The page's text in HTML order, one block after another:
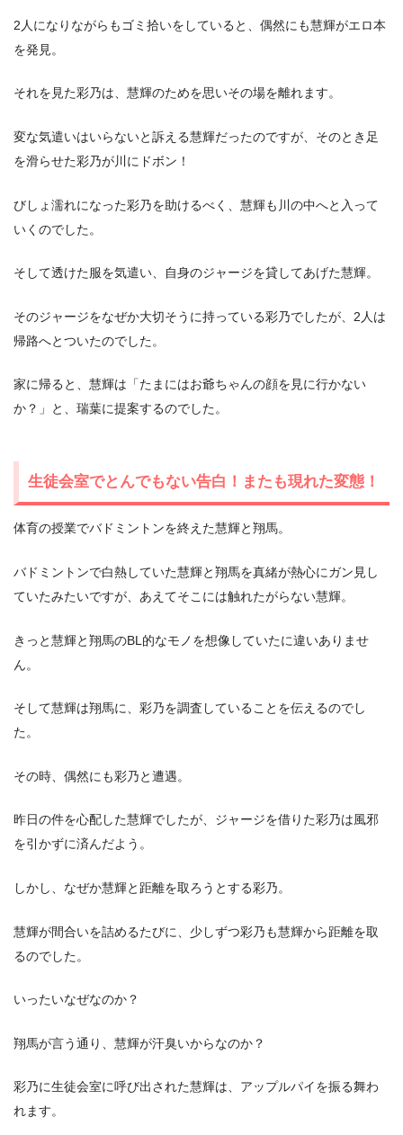
2人になりながらもゴミ拾いをしていると、偶然にも慧輝がエロ本
を発見。
それを見た彩乃は、慧輝のためを思いその場を離れます。
変な気遣いはいらないと訴える慧輝だったのですが、そのとき足
を滑らせた彩乃が川にドボン！
びしょ濡れになった彩乃を助けるべく、慧輝も川の中へと入って
いくのでした。
そして透けた服を気遣い、自身のジャージを貸してあげた慧輝。
そのジャージをなぜか大切そうに持っている彩乃でしたが、2人は
帰路へとついたのでした。
家に帰ると、慧輝は「たまにはお爺ちゃんの顔を見に行かない
か？」と、瑞葉に提案するのでした。
生徒会室でとんでもない告白！またも現れた変態！
体育の授業でバドミントンを終えた慧輝と翔馬。
バドミントンで白熱していた慧輝と翔馬を真緒が熱心にガン見し
ていたみたいですが、あえてそこには触れたがらない慧輝。
きっと慧輝と翔馬のBL的なモノを想像していたに違いありませ
ん。
そして慧輝は翔馬に、彩乃を調査していることを伝えるのでし
た。
その時、偶然にも彩乃と遭遇。
昨日の件を心配した慧輝でしたが、ジャージを借りた彩乃は風邪
を引かずに済んだよう。
しかし、なぜか慧輝と距離を取ろうとする彩乃。
慧輝が間合いを詰めるたびに、少しずつ彩乃も慧輝から距離を取
るのでした。
いったいなぜなのか？
翔馬が言う通り、慧輝が汗臭いからなのか？
彩乃に生徒会室に呼び出された慧輝は、アップルパイを振る舞わ
れます。